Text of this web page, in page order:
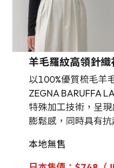
羊毛羅紋高領針織
以100%優質梳毛羊
ZEGNA BARUFFA
特殊加工技術，呈
膨鬆感，同時具有抗
本地無售